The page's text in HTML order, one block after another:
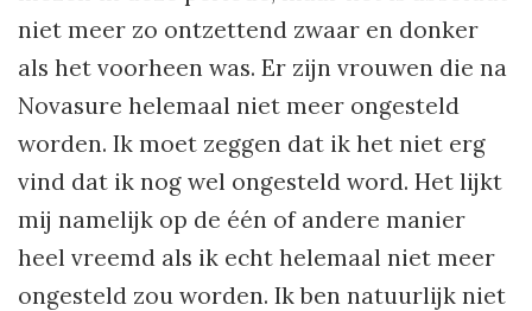
niet meer zo ontzettend zwaar en donker
als het voorheen was. Er zijn vrouwen die na
Novasure helemaal niet meer ongesteld
worden. Ik moet zeggen dat ik het niet erg
vind dat ik nog wel ongesteld word. Het lijkt
mij namelijk op de één of andere manier
heel vreemd als ik echt helemaal niet meer
ongesteld zou worden. Ik ben natuurlijk niet